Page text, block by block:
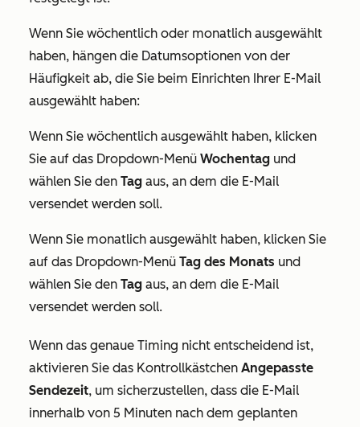
Wenn Sie wöchentlich oder monatlich ausgewählt
haben, hängen die Datumsoptionen von der
Häufigkeit ab, die Sie beim Einrichten Ihrer E-Mail
ausgewählt haben:
Wenn Sie wöchentlich ausgewählt haben, klicken
Sie auf das Dropdown-Menü Wochentag und
wählen Sie den Tag aus, an dem die E-Mail
versendet werden soll.
Wenn Sie monatlich ausgewählt haben, klicken Sie
auf das Dropdown-Menü Tag des Monats und
wählen Sie den Tag aus, an dem die E-Mail
versendet werden soll.
Wenn das genaue Timing nicht entscheidend ist,
aktivieren Sie das Kontrollkästchen Angepasste
Sendezeit, um sicherzustellen, dass die E-Mail
innerhalb von 5 Minuten nach dem geplanten